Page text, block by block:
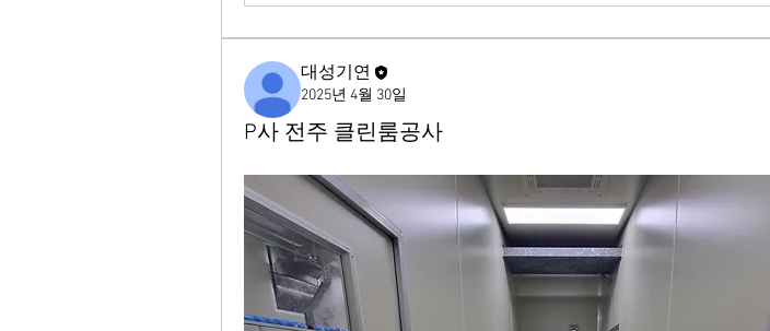
대성기연
2025년 4월 30일
P사 전주 클린룸공사